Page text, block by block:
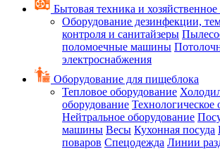
Бытовая техника и
Оборудование дезинфекции,
контроля и санитайзеры
поломоечные машины
электроснабжения
Оборудование для пищеблока
Тепловое оборудование
оборудование Технологическое
Нейтральное оборудование
машины Весы Кухонная посуда
поваров Спецодежда Линии